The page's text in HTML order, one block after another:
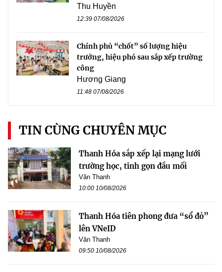
Thu Huyền
12:39 07/08/2026
Chính phủ “chốt” số lượng hiệu
trưởng, hiệu phó sau sắp xếp trường
công
Hương Giang
11:48 07/08/2026
TIN CÙNG CHUYÊN MỤC
Thanh Hóa sắp xếp lại mạng lưới
trường học, tinh gọn đầu mối
Văn Thanh
10:00 10/08/2026
Thanh Hóa tiên phong đưa “sổ đỏ”
lên VNeID
Văn Thanh
09:50 10/08/2026